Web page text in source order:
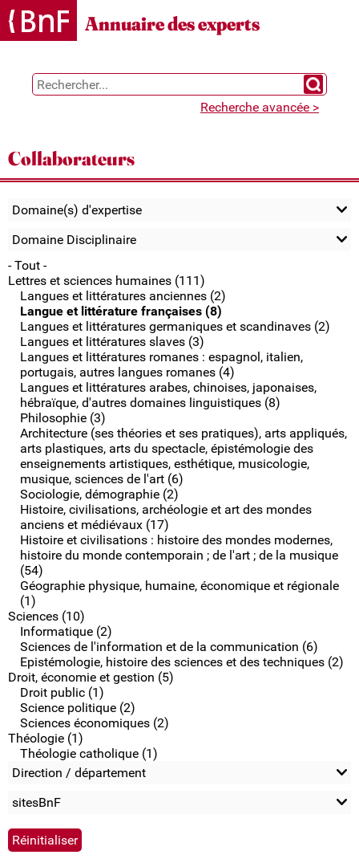
Gestion des cookies
Annuaire des experts
Chercher
Recherche avancée >
Collaborateurs
Domaine(s) d'expertise
Domaine Disciplinaire
- Tout -
Lettres et sciences humaines (111)
Langues et littératures anciennes (2)
Langue et littérature françaises (8)
Langues et littératures germaniques et scandinaves (2)
Langues et littératures slaves (3)
Langues et littératures romanes : espagnol, italien,
portugais, autres langues romanes (4)
Langues et littératures arabes, chinoises, japonaises,
hébraïque, d'autres domaines linguistiques (8)
Philosophie (3)
Architecture (ses théories et ses pratiques), arts appliqués,
arts plastiques, arts du spectacle, épistémologie des
enseignements artistiques, esthétique, musicologie,
musique, sciences de l'art (6)
Sociologie, démographie (2)
Histoire, civilisations, archéologie et art des mondes
anciens et médiévaux (17)
Histoire et civilisations : histoire des mondes modernes,
histoire du monde contemporain ; de l'art ; de la musique
(54)
Géographie physique, humaine, économique et régionale
(1)
Sciences (10)
Informatique (2)
Sciences de l'information et de la communication (6)
Epistémologie, histoire des sciences et des techniques (2)
Droit, économie et gestion (5)
Droit public (1)
Science politique (2)
Sciences économiques (2)
Théologie (1)
Théologie catholique (1)
Direction / département
sitesBnF